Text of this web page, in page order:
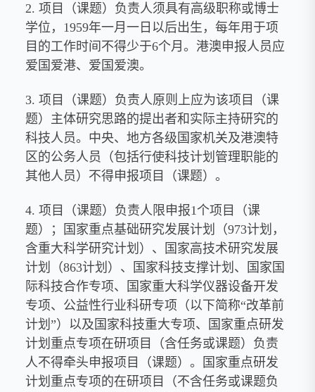
2. 项目（课题）负责人须具有高级职称或博士
学位，1959年一月一日以后出生，每年用于项
目的工作时间不得少于6个月。港澳申报人员应
爱国爱港、爱国爱澳。
3. 项目（课题）负责人原则上应为该项目（课
题）主体研究思路的提出者和实际主持研究的
科技人员。中央、地方各级国家机关及港澳特
区的公务人员（包括行使科技计划管理职能的
其他人员）不得申报项目（课题）。
4. 项目（课题）负责人限申报1个项目（课
题）；国家重点基础研究发展计划（973计划，
含重大科学研究计划）、国家高技术研究发展
计划（863计划）、国家科技支撑计划、国家国
际科技合作专项、国家重大科学仪器设备开发
专项、公益性行业科研专项（以下简称“改革前
计划”）以及国家科技重大专项、国家重点研发
计划重点专项在研项目（含任务或课题）负责
人不得牵头申报项目（课题）。国家重点研发
计划重点专项的在研项目（不含任务或课题负